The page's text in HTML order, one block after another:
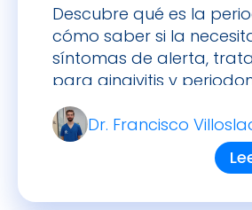
Descubre qué es la
cómo saber si la
síntomas de alerta,
para gingivitis y
prevención y precios.
Dr. Francisco